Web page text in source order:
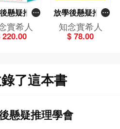
懸疑推理
裝（一套3
冊）
實希人
220.00
放學後懸疑推理
學會(3)烏龜銅像
移動事件
知念實希人
$ 78.00
了這本書
懸疑推理學會